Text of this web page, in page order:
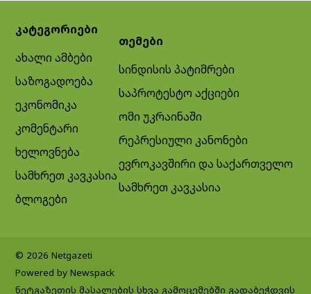
კატეგორიები
ახალი ამბები
საზოგადოება
ეკონომიკა
კომენტარი
ხელოვნება
სამხრეთ კავკასია
ბლოგები
თემები
სინდისის პატიმრები
საპროტესტო აქციები
ომი უკრაინაში
რეპრესიული კანონები
ევროკავშირი და საქართველო
სამხრეთ კავკასია
© 2026 Netgazeti
Powered by Newspack
ნეტგაზეთის მასალების სხვა გამოცემებში გადაბეჭდვის